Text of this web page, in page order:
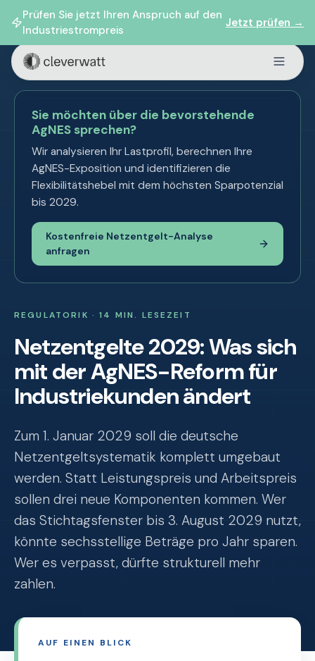
Prüfen Sie jetzt Ihren Anspruch auf den
Industriestrompreis
Jetzt prüfen →
Sie möchten über die bevorstehende
AgNES sprechen?
Wir analysieren Ihr Lastprofil, berechnen Ihre
AgNES-Exposition und identifizieren die
Flexibilitätshebel mit dem höchsten Sparpotenzial
bis 2029.
Kostenfreie Netzentgelt-Analyse
anfragen
REGULATORIK · 14 MIN. LESEZEIT
Netzentgelte 2029: Was sich
mit der AgNES-Reform für
Industriekunden ändert
Zum 1. Januar 2029 soll die deutsche
Netzentgeltsystematik komplett umgebaut
werden. Statt Leistungspreis und Arbeitspreis
sollen drei neue Komponenten kommen. Wer
das Stichtagsfenster bis 3. August 2029 nutzt,
könnte sechsstellige Beträge pro Jahr sparen.
Wer es verpasst, dürfte strukturell mehr
zahlen.
AUF EINEN BLICK